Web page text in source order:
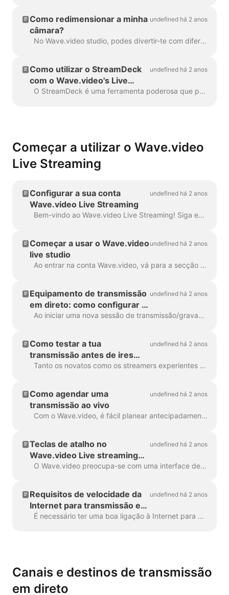
Como redimensionar a minha
câmara?
undefined há 2 anos
No Wave.video studio, podes divertir-te com diferentes layouts. Pode moldar a sua câmara num quadrado, diamante, círculo, etc. Para além disso, pode ...
Como utilizar o StreamDeck
com o Wave.video's Live
Streaming Studio: Um guia
undefined há 2 anos
O StreamDeck é uma ferramenta poderosa que pode ser usada em conjunto com o estúdio de transmissão ao vivo do Wave.video para agilizar seu fluxo de trabalho de transmissão ao vivo. O...
Começar a utilizar o Wave.video
Live Streaming
Configurar a sua conta
Wave.video Live Streaming
undefined há 2 anos
Bem-vindo ao Wave.video Live Streaming! Siga este guia passo a passo para configurar a sua conta Wave.video Live Streaming e transmitir para várias plataformas...
Começar a usar o Wave.video
live studio
undefined há 2 anos
Ao entrar na conta Wave.video, vá para a secção My Streams & Recordings (As minhas transmissões e gravações). Na parte superior da página, existem quatro secções: Próximas, Em progr...
Equipamento de transmissão
em direto: como configurar a
câmara, o microfone e os
transmissão
undefined há 2 anos
Ao iniciar uma nova sessão de transmissão/gravação em direto ou ao aderir a uma, ser-lhe-á pedido que configure o seu equipamento: câmara, microfone e altifalantes. Se tiveres...
Como testar a tua
transmissão antes de ires
para o ar
undefined há 2 anos
Tanto os novatos como os streamers experientes podem, de vez em quando, sentir-se inseguros quando estão prontos para entrar em direto. Testar as capacidades é muito útil...
Como agendar uma
transmissão ao vivo
undefined há 2 anos
Com o Wave.video, é fácil planear antecipadamente os seus futuros eventos de vídeo em direto e manter as suas próximas transmissões organizadas. Eis como pode agendar uma...
Teclas de atalho no
Wave.video Live streaming
studio
undefined há 2 anos
O Wave.video preocupa-se com uma interface de fácil utilização. Para tornar a navegação mais fácil e simplificar as acções de rotina, considere a utilização de teclas de atalho. Pode sempre...
Requisitos de velocidade da
Internet para transmissão em
direto
undefined há 2 anos
É necessário ter uma boa ligação à Internet para produzir transmissões em direto de alta qualidade. Há dois momentos cruciais que os streamers devem ter em conta para...
Canais e destinos de transmissão
em direto